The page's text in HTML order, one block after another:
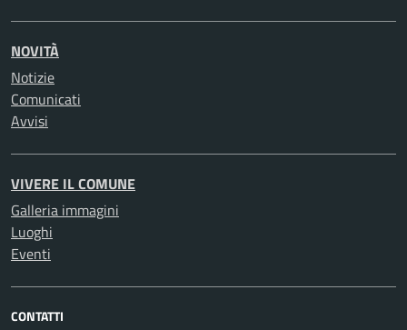
NOVITÀ
Notizie
Comunicati
Avvisi
VIVERE IL COMUNE
Galleria immagini
Luoghi
Eventi
CONTATTI